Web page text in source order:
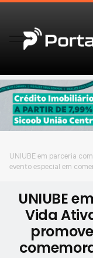
UNIUBE em parceria
evento especial em
UNIUBE
Vida